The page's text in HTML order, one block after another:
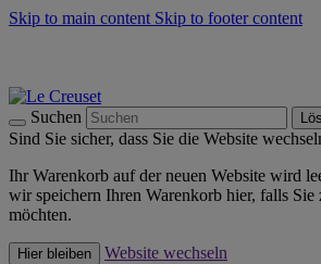
Skip to main content Skip to footer content
Suchen
Sind Sie sicher, dass Sie die Website
Ihr Warenkorb auf der neuen Website wird
wir speichern Ihren Warenkorb hier, falls Sie
möchten.
Hier bleiben
Website wechseln